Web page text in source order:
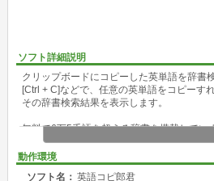
ソフト詳細説明
クリップボードにコピーした英単語を辞書
[Ctrl + C]などで、任意の英単語をコピーすれ
その辞書検索結果を表示します。
無料で6万5千語を超える辞書を搭載してい
英辞郎データを購入すると、230万語の辞
英和だけでなく、簡易的な和英検索にも対
動作環境
ソフト名： 英語コピ郎君